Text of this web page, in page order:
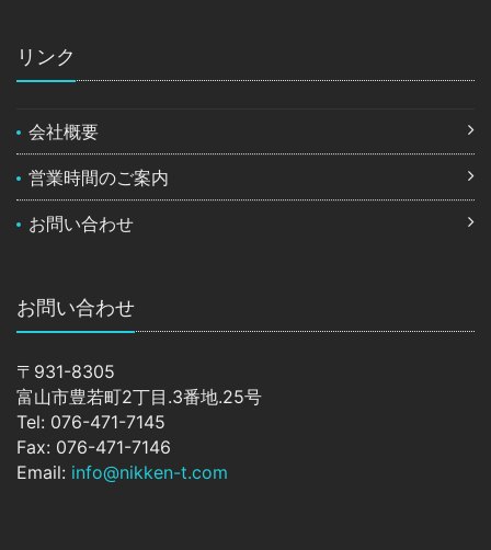
リンク
会社概要
営業時間のご案内
お問い合わせ
お問い合わせ
〒931-8305
富山市豊若町2丁目.3番地.25号
Tel: 076-471-7145
Fax: 076-471-7146
Email: info@nikken-t.com